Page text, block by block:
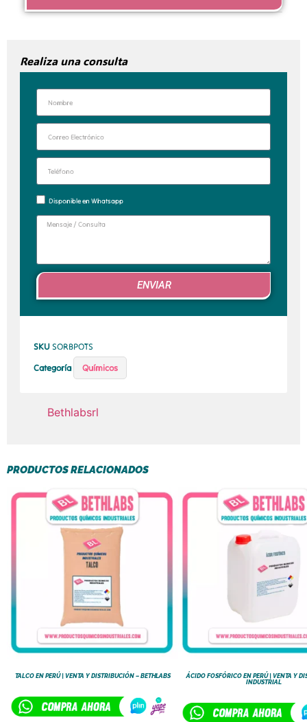
Realiza una consulta
Disponible en Whatsapp
ENVIAR
SKUSORBPOTS
Categoría
Químicos
Bethlabsrl
PRODUCTOS RELACIONADOS
TALCO EN PERÚ | VENTA Y DISTRIBUCIÓN – BETHLABS
ÁCIDO FOSFÓRICO EN PERÚ | VENTA Y
INDUSTRIAL